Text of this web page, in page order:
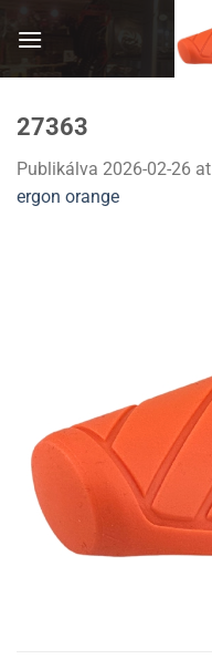
27363
Publikálva 2026-02-26 at
ergon orange